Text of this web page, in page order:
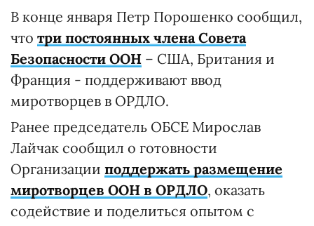
В конце января Петр Порошенко сообщил,
что три постоянных члена Совета
Безопасности ООН – США, Британия и
Франция - поддерживают ввод
миротворцев в ОРДЛО.
Ранее председатель ОБСЕ Мирослав
Лайчак сообщил о готовности
Организации поддержать размещение
миротворцев ООН в ОРДЛО, оказать
содействие и поделиться опытом с